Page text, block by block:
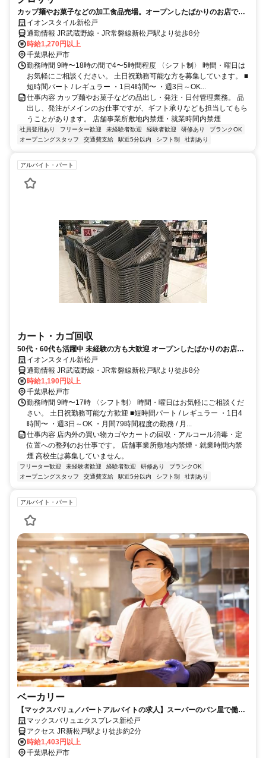
カップ麺やお菓子などの加工食品売場。オープンしたばかりのお店で働
きませんか？
イオンスタイル新松戸
通勤情報 JR武蔵野線・JR常磐線新松戸駅より徒歩8分
時給1,270円以上
千葉県松戸市
勤務時間 9時〜18時の間で4〜5時間程度 〈シフト制〉 時間・曜日は
お気軽にご相談ください。 土日祝勤務可能な方を募集しています。 ■
短時間パート / レギュラー ・1日4時間〜 ・週3日～OK...
仕事内容 カップ麺やお菓子などの品出し・発注・日付管理業務。 品
出し、発注がメインのお仕事ですが、ギフト承りなども担当してもら
うことがあります。 店舗事業所敷地内禁煙・就業時間内禁煙
社員登用あり フリーター歓迎 未経験者歓迎 経験者歓迎 研修あり
ブランクOK
オープニングスタッフ
交通費支給 駅近5分以内 シフト制 社割あり
アルバイト・パート
カート・カゴ回収
50代・60代も活躍中 未経験の方も大歓迎 オープンしたばかりのお店で
働きませんか?
イオンスタイル新松戸
通勤情報 JR武蔵野線・JR常磐線新松戸駅より徒歩8分
時給1,190円以上
千葉県松戸市
勤務時間 9時〜17時 〈シフト制〉 時間・曜日はお気軽にご相談くだ
さい。 土日祝勤務可能な方歓迎 ■短時間パート / レギュラー ・1日4
時間〜 ・週3日～OK ・月間79時間程度の勤務 / 月...
仕事内容 店内外の買い物カゴやカートの回収・アルコール消毒・定
位置への整列のお仕事です。 店舗事業所敷地内禁煙・就業時間内禁
煙 高校生は募集していません。
フリーター歓迎 未経験者歓迎 経験者歓迎 研修あり
ブランクOK
オープニングスタッフ
交通費支給 駅近5分以内 シフト制 社割あり
アルバイト・パート
ベーカリー
【マックスバリュ／パートアルバイトの求人】スーパーのパン屋で働く
ベーカリースタッフ募集！
マックスバリュエクスプレス新松戸
アクセス JR新松戸駅より徒歩約2分
時給1,403円以上
千葉県松戸市